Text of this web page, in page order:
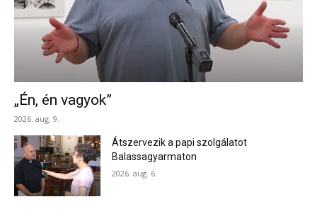
„Én, én vagyok”
2026. aug. 9.
Átszervezik a papi szolgálatot
Balassagyarmaton
2026. aug. 6.